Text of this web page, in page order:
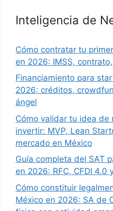
Inteligencia de
Cómo contratar tu
en 2026: IMSS,
Financiamiento para
2026: créditos,
ángel
Cómo validar tu idea de
invertir: MVP, Lean
mercado en México
Guía completa del SAT
en 2026: RFC, CFDI 4.0
Cómo constituir
México en 2026: SA de